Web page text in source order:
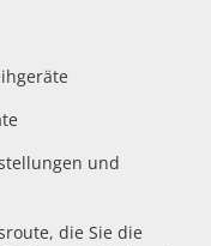
und
die Sie die